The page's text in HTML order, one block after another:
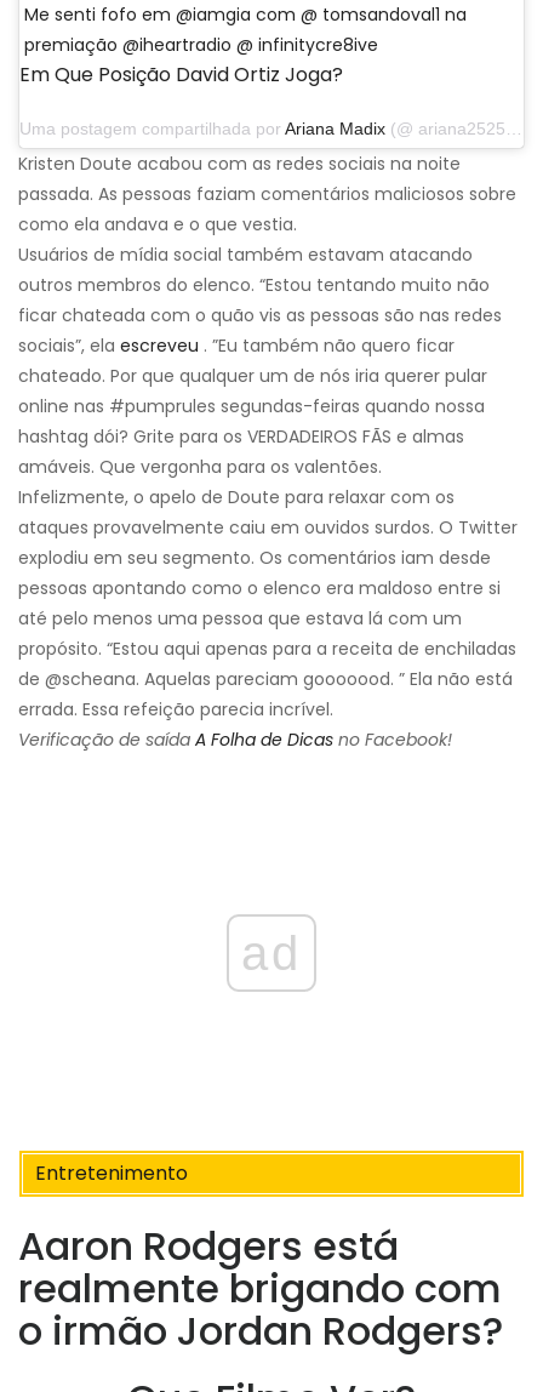
Me senti fofo em @iamgia com @ tomsandoval1 na
premiação @iheartradio @ infinitycre8ive
Em Que Posição David Ortiz Joga?
Uma postagem compartilhada por Ariana Madix (@ ariana252525) em 18 de março de 2019 às 13h17 PDT
Kristen Doute acabou com as redes sociais na noite
passada. As pessoas faziam comentários maliciosos sobre
como ela andava e o que vestia.
Usuários de mídia social também estavam atacando
outros membros do elenco. “Estou tentando muito não
ficar chateada com o quão vis as pessoas são nas redes
sociais”, ela escreveu . ”Eu também não quero ficar
chateado. Por que qualquer um de nós iria querer pular
online nas #pumprules segundas-feiras quando nossa
hashtag dói? Grite para os VERDADEIROS FÃS e almas
amáveis. Que vergonha para os valentões.
Infelizmente, o apelo de Doute para relaxar com os
ataques provavelmente caiu em ouvidos surdos. O Twitter
explodiu em seu segmento. Os comentários iam desde
pessoas apontando como o elenco era maldoso entre si
até pelo menos uma pessoa que estava lá com um
propósito. “Estou aqui apenas para a receita de enchiladas
de @scheana. Aquelas pareciam gooooood. ” Ela não está
errada. Essa refeição parecia incrível.
Verificação de saída A Folha de Dicas no Facebook!
ad
Entretenimento
Aaron Rodgers está
realmente brigando com
o irmão Jordan Rodgers?